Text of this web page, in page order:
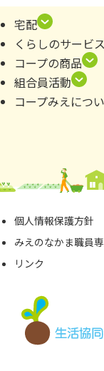
宅配
くらしのサービス
コープの商品
組合員活動
コープみえにつ
個⼈情報保護⽅針
みえのなかま職員
リンク